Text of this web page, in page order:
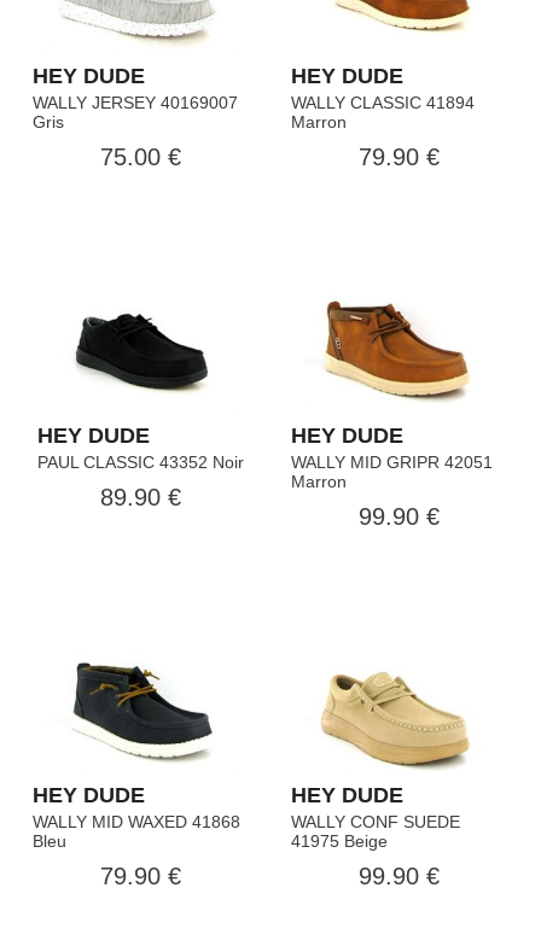
HEY DUDE
WALLY JERSEY 40169007
Gris
75.00 €
HEY DUDE
WALLY CLASSIC 41894
Marron
79.90 €
HEY DUDE
PAUL CLASSIC 43352 Noir
89.90 €
HEY DUDE
WALLY MID GRIPR 42051
Marron
99.90 €
HEY DUDE
WALLY MID WAXED 41868
Bleu
79.90 €
HEY DUDE
WALLY CONF SUEDE
41975 Beige
99.90 €